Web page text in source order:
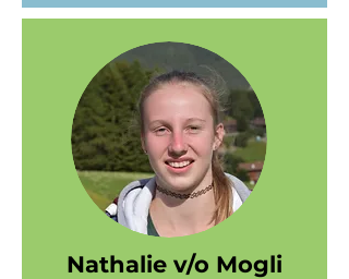
Nathalie v/o Mogli